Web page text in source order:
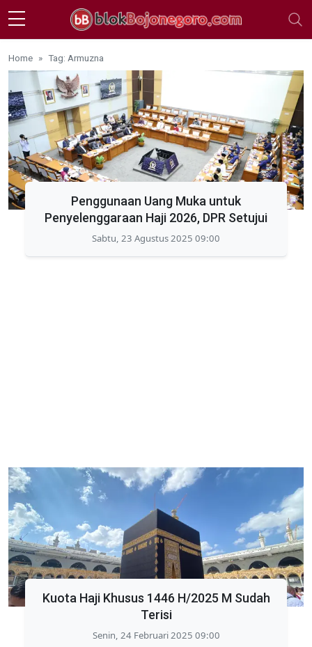
Skip to main content
Home Tag: Armuzna
Penggunaan Uang Muka untuk
Penyelenggaraan Haji 2026, DPR Setujui
Sabtu, 23 Agustus 2025 09:00
Kuota Haji Khusus 1446 H/2025 M Sudah
Terisi
Senin, 24 Februari 2025 09:00